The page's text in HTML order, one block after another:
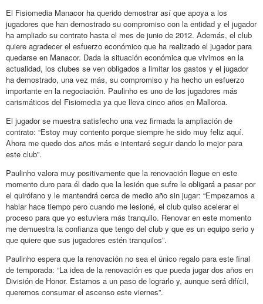
El Fisiomedia Manacor ha querido demostrar así que apoya a los
jugadores que han demostrado su compromiso con la entidad y el jugador
ha ampliado su contrato hasta el mes de junio de 2012. Además, el club
quiere agradecer el esfuerzo económico que ha realizado el jugador para
quedarse en Manacor. Dada la situación económica que vivimos en la
actualidad, los clubes se ven obligados a limitar los gastos y el jugador
ha demostrado, una vez más, su compromiso y ha hecho un esfuerzo
importante en la negociación. Paulinho es uno de los jugadores más
carismáticos del Fisiomedia ya que lleva cinco años en Mallorca.
El jugador se muestra satisfecho una vez firmada la ampliación de
contrato: “Estoy muy contento porque siempre he sido muy feliz aquí.
Ahora me quedo dos años más e intentaré seguir dando lo mejor para
este club”.
Paulinho valora muy positivamente que la renovación llegue en este
momento duro para él dado que la lesión que sufre le obligará a pasar por
el quirófano y le mantendrá cerca de medio año sin jugar: “Empezamos a
hablar hace tiempo pero cuando me lesioné, el club quiso acelerar el
proceso para que yo estuviera más tranquilo. Renovar en este momento
me demuestra la confianza que tengo del club y que es un equipo serio y
que quiere que sus jugadores estén tranquilos”.
Paulinho espera que la renovación no sea el único regalo para este final
de temporada: “La idea de la renovación es que pueda jugar dos años en
División de Honor. Estamos a un paso de lograrlo y, aunque será difícil,
queremos consumar el ascenso este viernes”.